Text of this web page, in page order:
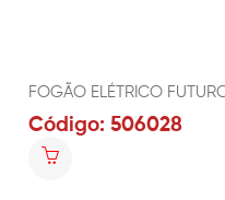
FOGÃO ELÉTRICO
Código: 506028